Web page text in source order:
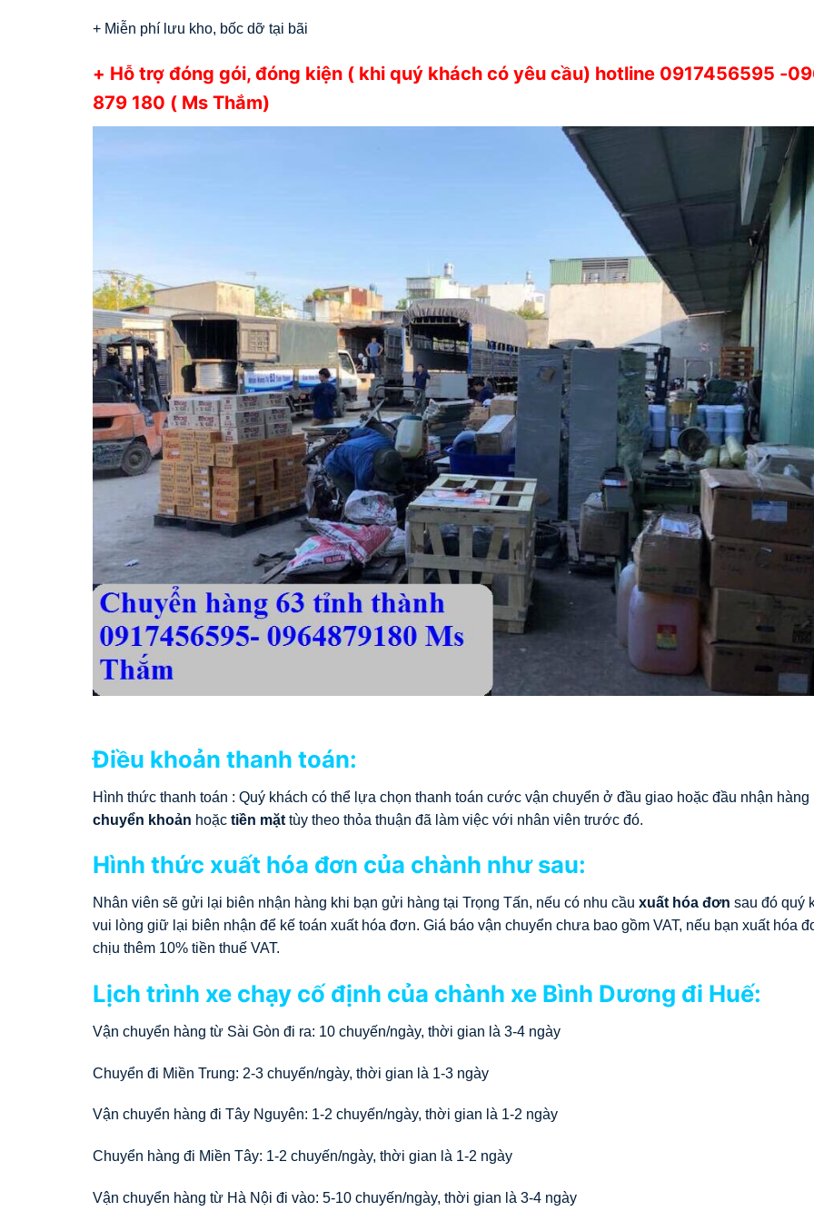
+ Miễn phí lưu kho, bốc dỡ tại bãi
+ Hỗ trợ đóng gói, đóng kiện ( khi quý khách có yêu cầu) hotline 0917456595 -
879 180 ( Ms Thắm)
Điều khoản thanh toán:
Hình thức thanh toán : Quý khách có thể lựa chọn thanh toán cước vận chuyển ở đầu giao hoặc đầu nhận hàng
chuyển khoản hoặc tiền mặt tùy theo thỏa thuận đã làm việc với nhân viên trước đó.
Hình thức xuất hóa đơn của chành như sau:
Nhân viên sẽ gửi lại biên nhận hàng khi bạn gửi hàng tại Trọng Tấn, nếu có nhu cầu xuất hóa đơn sau đó quý
vui lòng giữ lại biên nhận để kế toán xuất hóa đơn. Giá báo vận chuyển chưa bao gồm VAT, nếu bạn xuất hóa
chịu thêm 10% tiền thuế VAT.
Lịch trình xe chạy cố định của chành xe Bình Dương đi Huế:
Vận chuyển hàng từ Sài Gòn đi ra: 10 chuyến/ngày, thời gian là 3-4 ngày
Chuyển đi Miền Trung: 2-3 chuyến/ngày, thời gian là 1-3 ngày
Vận chuyển hàng đi Tây Nguyên: 1-2 chuyến/ngày, thời gian là 1-2 ngày
Chuyển hàng đi Miền Tây: 1-2 chuyến/ngày, thời gian là 1-2 ngày
Vận chuyển hàng từ Hà Nội đi vào: 5-10 chuyến/ngày, thời gian là 3-4 ngày